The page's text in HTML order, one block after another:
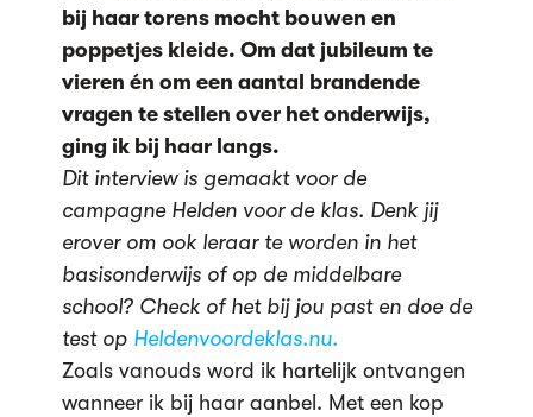
bij haar torens mocht bouwen en
poppetjes kleide. Om dat jubileum te
vieren én om een aantal brandende
vragen te stellen over het onderwijs,
ging ik bij haar langs.
Dit interview is gemaakt voor de
campagne Helden voor de klas. Denk jij
erover om ook leraar te worden in het
basisonderwijs of op de middelbare
school? Check of het bij jou past en doe de
test op Heldenvoordeklas.nu.
Zoals vanouds word ik hartelijk ontvangen
wanneer ik bij haar aanbel. Met een kop